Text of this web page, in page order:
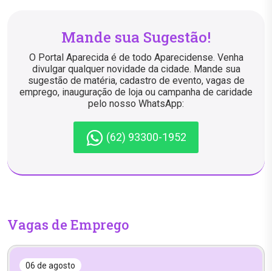
Mande sua Sugestão!
O Portal Aparecida é de todo Aparecidense. Venha
divulgar qualquer novidade da cidade. Mande sua
sugestão de matéria, cadastro de evento, vagas de
emprego, inauguração de loja ou campanha de caridade
pelo nosso WhatsApp:
(62) 93300-1952
Vagas de Emprego
06 de agosto